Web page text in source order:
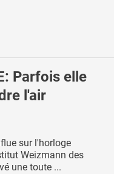
Parfois elle
l'air
sur l'horloge
Weizmann des
une toute ...